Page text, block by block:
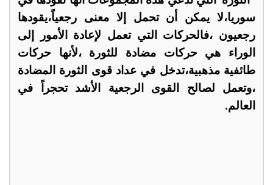
سوريا،لا يمكن أن تحمل إلا معنى رجعياً،يقودها
رجعيون ،فالحركات التي تعمل لإعادة الأمور إلى
الوراء هي حركات مضادة للثورة ،لأنها حركات
طائفية مذهبية،تدخل في عداد قوى الثورة المضادة
،وتعمل لصالح القوى الرجعية الأشد تحجراً في
العالم.